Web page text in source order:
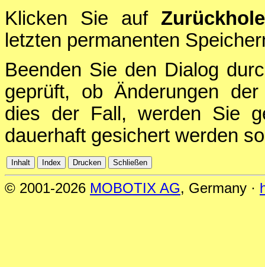
Klicken Sie auf
letzten permanenten
Beenden Sie den Dialog
geprüft, ob Änderungen
dies der Fall, werden Sie
dauerhaft gesichert werden
© 2001-2026 MOBOTIX AG, Germany ·